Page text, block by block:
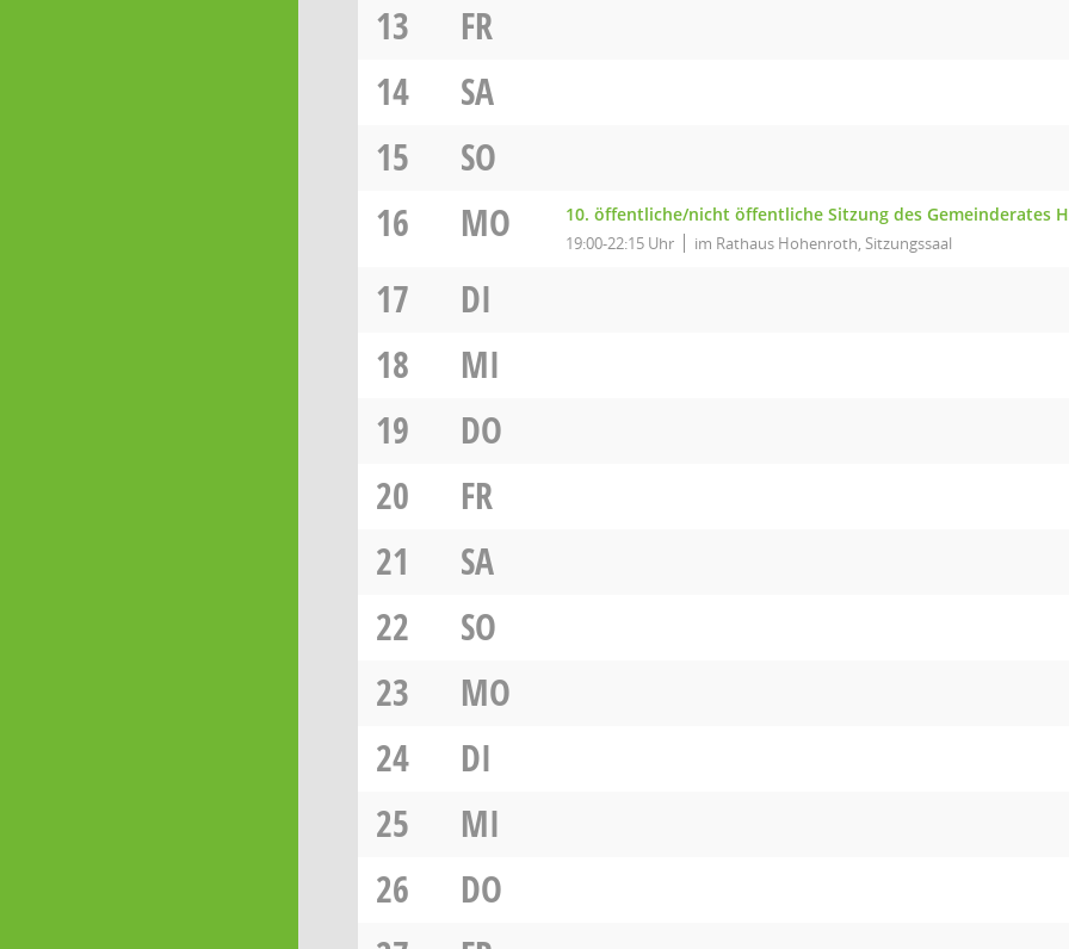
13
FR
14
SA
15
SO
16
MO 10. öffentliche/nicht öffentliche Sitzung des Gemeinderates
19:00-22:15 Uhr im Rathaus Hohenroth, Sitzungssaal
17
DI
18
MI
19
DO
20
FR
21
SA
22
SO
23
MO
24
DI
25
MI
26
DO